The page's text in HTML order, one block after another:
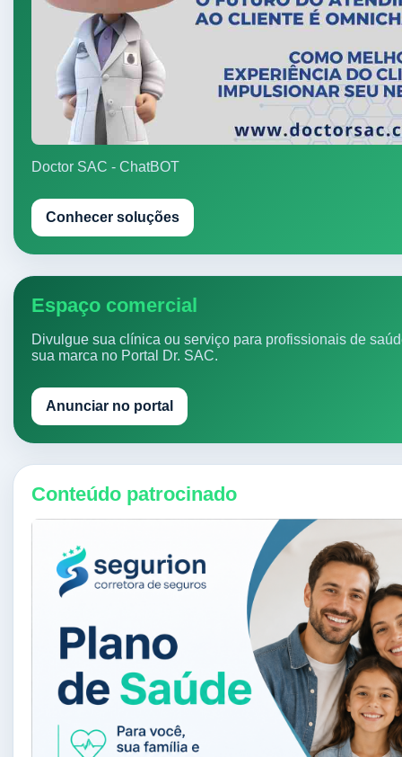
Doctor SAC - ChatBOT
Conhecer soluções
Espaço comercial
Divulgue sua clínica ou serviço para profissionais de
sua marca no Portal Dr. SAC.
Anunciar no portal
Conteúdo patrocinado